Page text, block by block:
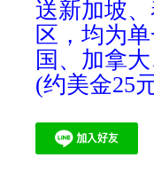
送新加坡
区，均为
国、加拿
(约美金25